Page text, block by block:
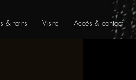
& tarifs Visite Accès & contact